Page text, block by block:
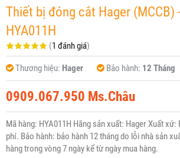
Thiết bị đóng cắt Hager (MCCB)
HYA011H
(1 đánh giá)
Thương hiệu: Hager Bảo hành: 12 Tháng
0909.067.950 Ms.Châu
Mã hàng: HYA011H Hãng sản xuất: Hager Xuất xứ:
phí. Bảo hành: bảo hành 12 tháng do lỗi nhà sản
hàng trong vòng 7 ngày kể từ ngày mua hàng.